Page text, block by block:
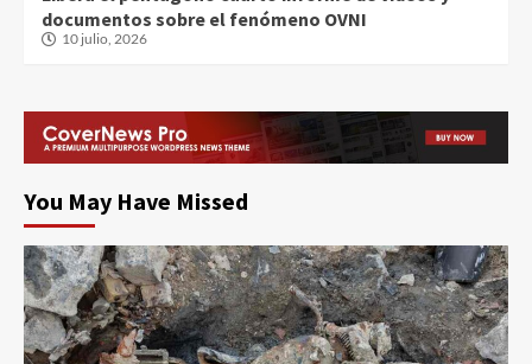
documentos sobre el fenómeno OVNI
10 julio, 2026
You May Have Missed